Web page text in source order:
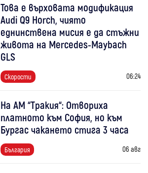
Това е върховата модификация
Audi Q9 Horch, чиято
еднинствена мисия е да стъжни
живота на Mercedes-Maybach
GLS
Скорости 06:24
На АМ “Тракия“: Отвориха
платното към София, но към
Бургас чакането стига 3 часа
България 06 авг